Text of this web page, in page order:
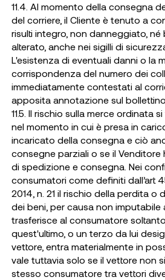
11.4. Al momento della consegna
del corriere, il Cliente è tenuto a
risulti integro, non danneggiato,
alterato, anche nei sigilli di
L'esistenza di eventuali danni o la
corrispondenza del numero dei
immediatamente contestati al
apposita annotazione sul
11.5. Il rischio sulla merce ordinata
nel momento in cui è presa in
incaricato della consegna e ciò
consegne parziali o se il Venditore
di spedizione e consegna. Nei
consumatori come definiti dall’art
2014, n. 21 il rischio della perdita o
dei beni, per causa non imputabile
trasferisce al consumatore
quest'ultimo, o un terzo da lui
vettore, entra materialmente in
vale tuttavia solo se il vettore non
stesso consumatore tra vettori